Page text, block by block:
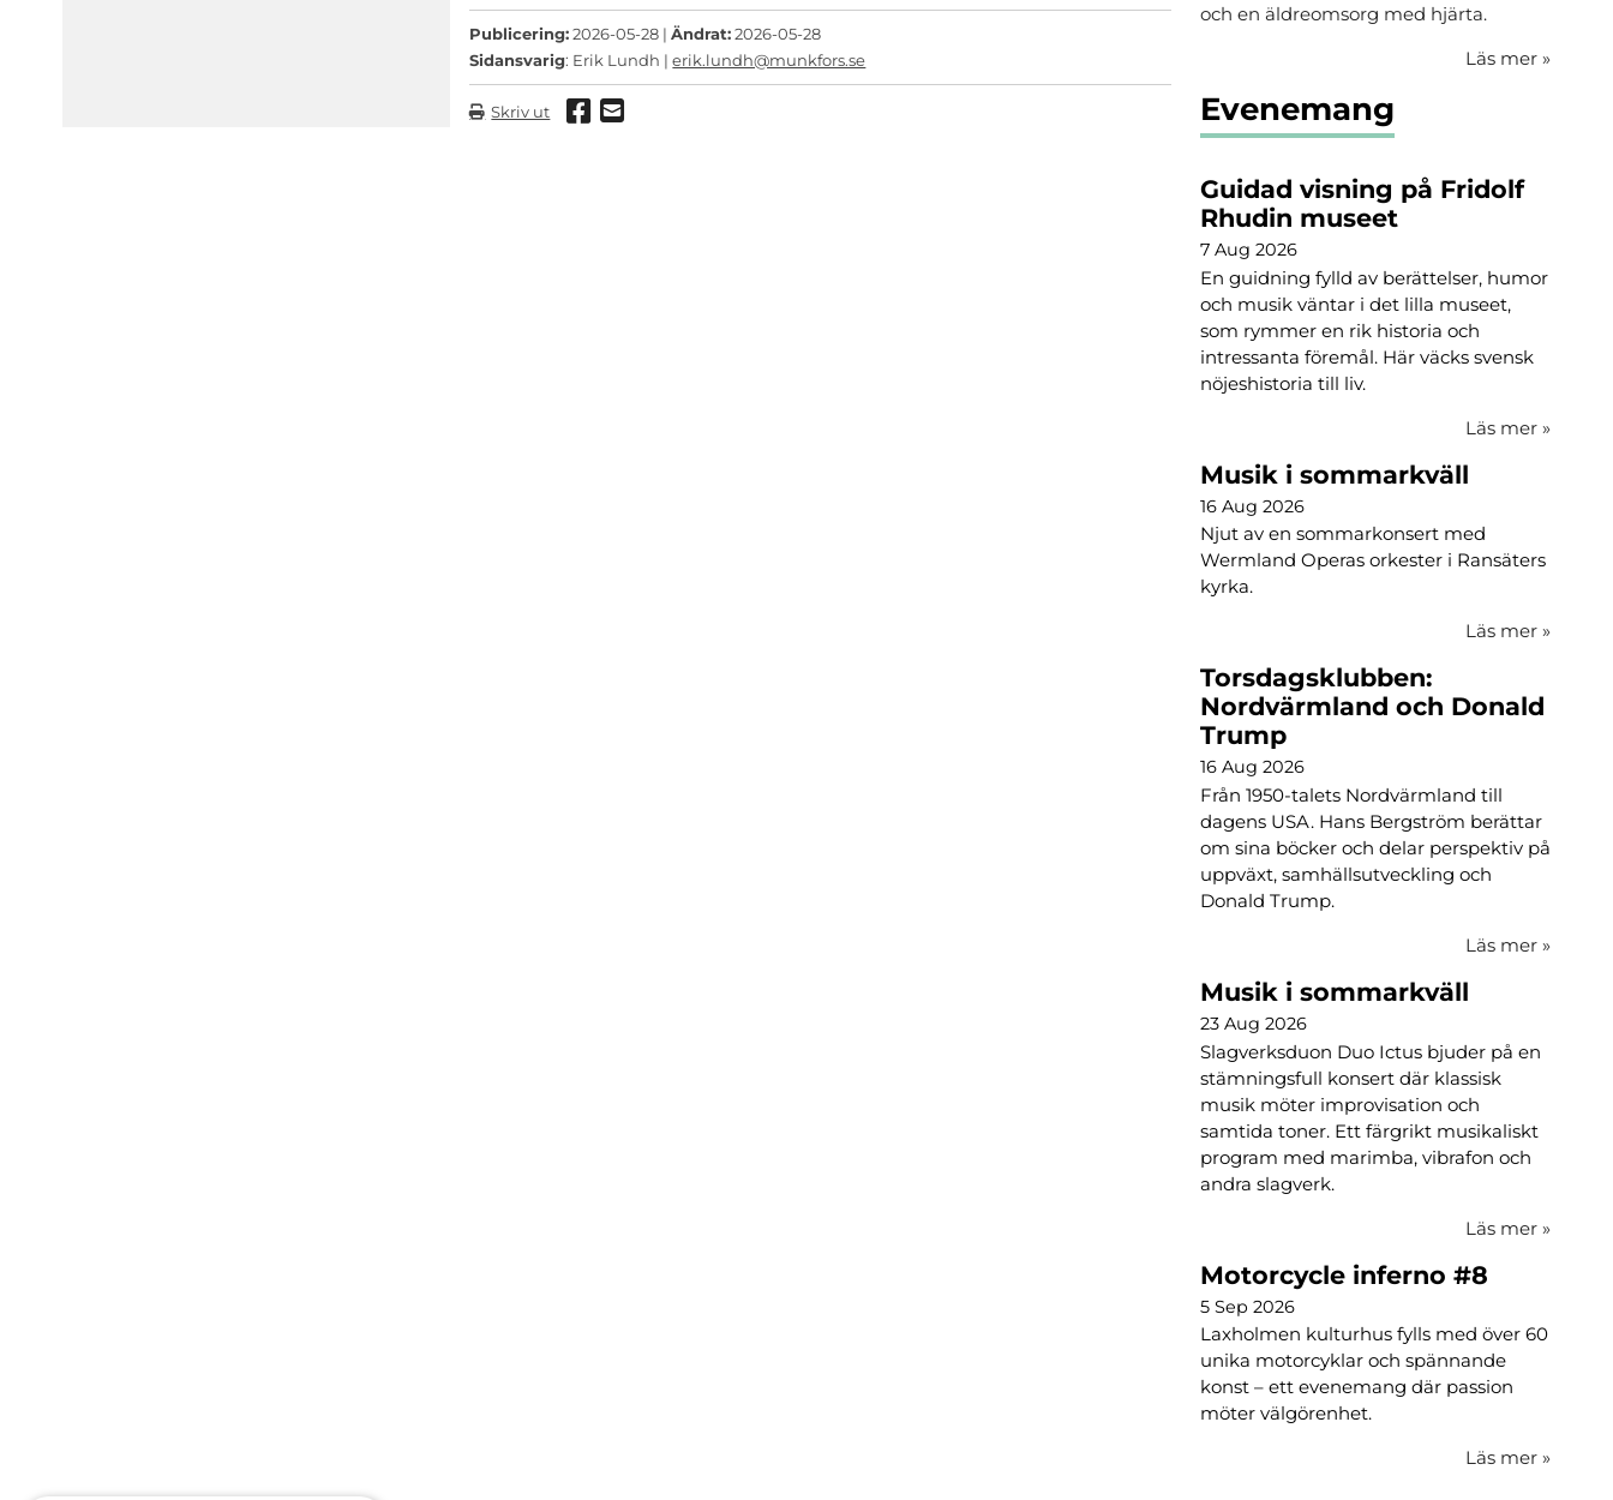
Publicering:2026-05-28 |Ändrat:2026-05-28
Sidansvarig: Erik Lundh |erik.lundh@munkfors.se
Skriv ut Dela via Facebook
Dela via mail
och en äldreomsorg med hjärta.
Läs mer »
Evenemang
Guidad visning på Fridolf
Rhudin museet
7 Aug 2026
En guidning fylld av berättelser, humor
och musik väntar i det lilla museet,
som rymmer en rik historia och
intressanta föremål. Här väcks svensk
nöjeshistoria till liv.
Läs mer »
Musik i sommarkväll
16 Aug 2026
Njut av en sommarkonsert med
Wermland Operas orkester i Ransäters
kyrka.
Läs mer »
Torsdagsklubben:
Nordvärmland och Donald
Trump
16 Aug 2026
Från 1950-talets Nordvärmland till
dagens USA. Hans Bergström berättar
om sina böcker och delar perspektiv på
uppväxt, samhällsutveckling och
Donald Trump.
Läs mer »
Musik i sommarkväll
23 Aug 2026
Slagverksduon Duo Ictus bjuder på en
stämningsfull konsert där klassisk
musik möter improvisation och
samtida toner. Ett färgrikt musikaliskt
program med marimba, vibrafon och
andra slagverk.
Läs mer »
Motorcycle inferno #8
5 Sep 2026
Laxholmen kulturhus fylls med över 60
unika motorcyklar och spännande
konst – ett evenemang där passion
möter välgörenhet.
Läs mer »